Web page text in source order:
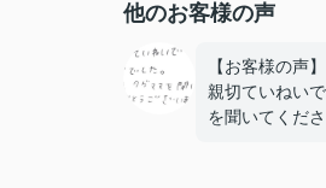
他のお客様の声
【お客様の声】
親切ていねい
を聞いてくだ